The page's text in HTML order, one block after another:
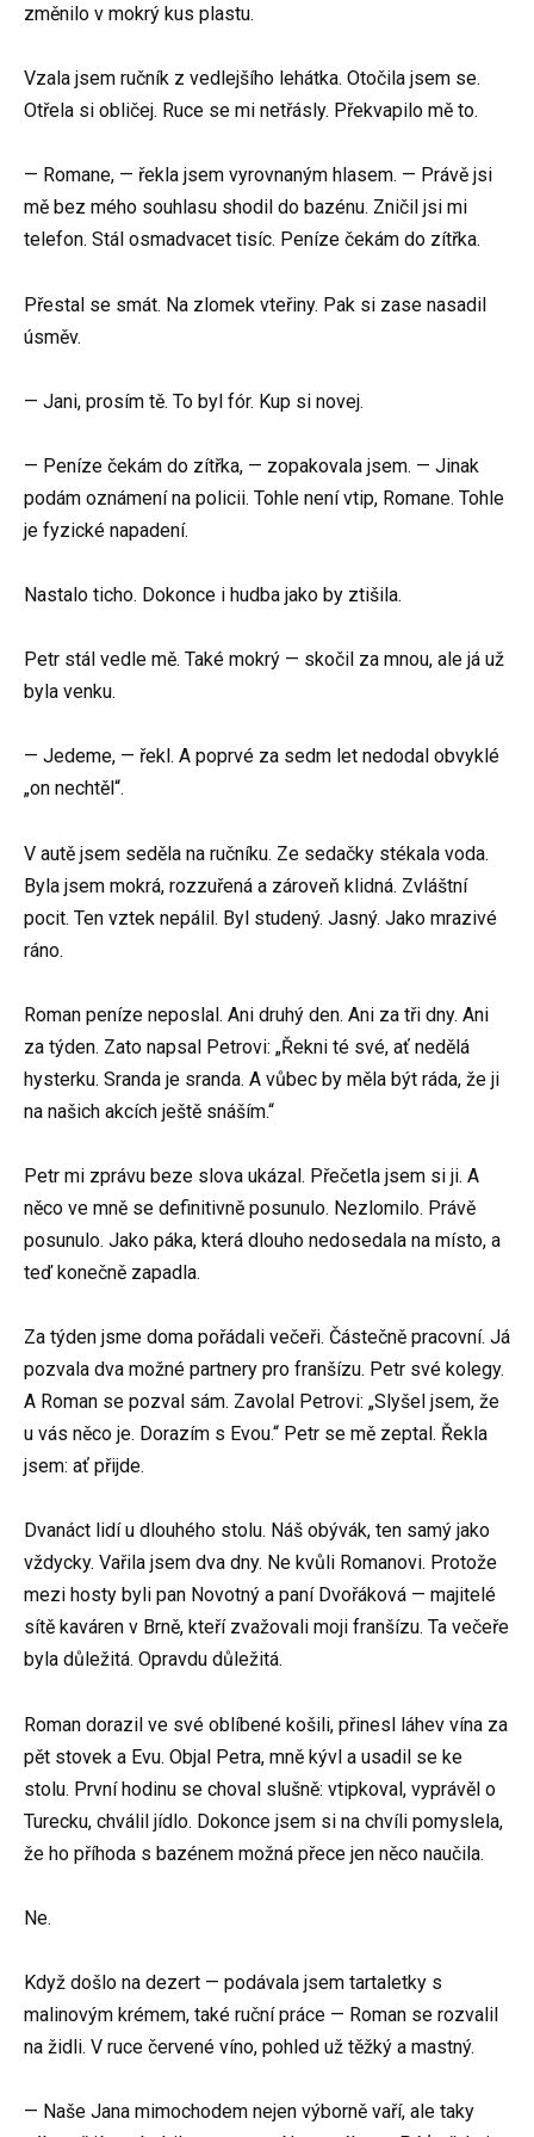
změnilo v mokrý kus plastu.
Vzala jsem ručník z vedlejšího lehátka. Otočila jsem se.
Otřela si obličej. Ruce se mi netřásly. Překvapilo mě to.
— Romane, — řekla jsem vyrovnaným hlasem. — Právě jsi
mě bez mého souhlasu shodil do bazénu. Zničil jsi mi
telefon. Stál osmadvacet tisíc. Peníze čekám do zítřka.
Přestal se smát. Na zlomek vteřiny. Pak si zase nasadil
úsměv.
— Jani, prosím tě. To byl fór. Kup si novej.
— Peníze čekám do zítřka, — zopakovala jsem. — Jinak
podám oznámení na policii. Tohle není vtip, Romane. Tohle
je fyzické napadení.
Nastalo ticho. Dokonce i hudba jako by ztišila.
Petr stál vedle mě. Také mokrý — skočil za mnou, ale já už
byla venku.
— Jedeme, — řekl. A poprvé za sedm let nedodal obvyklé
„on nechtěl“.
V autě jsem seděla na ručníku. Ze sedačky stékala voda.
Byla jsem mokrá, rozzuřená a zároveň klidná. Zvláštní
pocit. Ten vztek nepálil. Byl studený. Jasný. Jako mrazivé
ráno.
Roman peníze neposlal. Ani druhý den. Ani za tři dny. Ani
za týden. Zato napsal Petrovi: „Řekni té své, ať nedělá
hysterku. Sranda je sranda. A vůbec by měla být ráda, že ji
na našich akcích ještě snáším.“
Petr mi zprávu beze slova ukázal. Přečetla jsem si ji. A
něco ve mně se definitivně posunulo. Nezlomilo. Právě
posunulo. Jako páka, která dlouho nedosedala na místo, a
teď konečně zapadla.
Za týden jsme doma pořádali večeři. Částečně pracovní. Já
pozvala dva možné partnery pro franšízu. Petr své kolegy.
A Roman se pozval sám. Zavolal Petrovi: „Slyšel jsem, že
u vás něco je. Dorazím s Evou.“ Petr se mě zeptal. Řekla
jsem: ať přijde.
Dvanáct lidí u dlouhého stolu. Náš obývák, ten samý jako
vždycky. Vařila jsem dva dny. Ne kvůli Romanovi. Protože
mezi hosty byli pan Novotný a paní Dvořáková — majitelé
sítě kaváren v Brně, kteří zvažovali moji franšízu. Ta večeře
byla důležitá. Opravdu důležitá.
Roman dorazil ve své oblíbené košili, přinesl láhev vína za
pět stovek a Evu. Objal Petra, mně kývl a usadil se ke
stolu. První hodinu se choval slušně: vtipkoval, vyprávěl o
Turecku, chválil jídlo. Dokonce jsem si na chvíli pomyslela,
že ho příhoda s bazénem možná přece jen něco naučila.
Ne.
Když došlo na dezert — podávala jsem tartaletky s
malinovým krémem, také ruční práce — Roman se rozvalil
na židli. V ruce červené víno, pohled už těžký a mastný.
— Naše Jana mimochodem nejen výborně vaří, ale taky